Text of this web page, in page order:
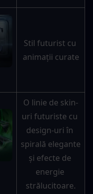
Stil futurist cu
animații curate
O linie de skin-
uri futuriste cu
design-uri în
spirală elegante
și efecte de
energie
strălucitoare.